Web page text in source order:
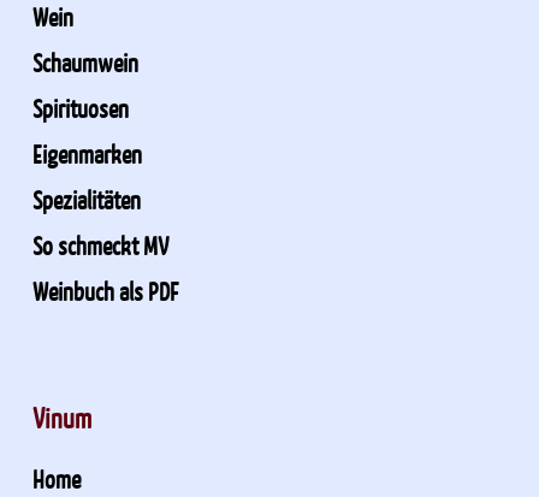
Wein
Schaumwein
Spirituosen
Eigenmarken
Spezialitäten
So schmeckt MV
Weinbuch als PDF
Vinum
Home